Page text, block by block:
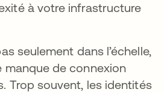
à votre infrastructure
seulement dans l’échelle,
manque de connexion
Trop souvent, les identités